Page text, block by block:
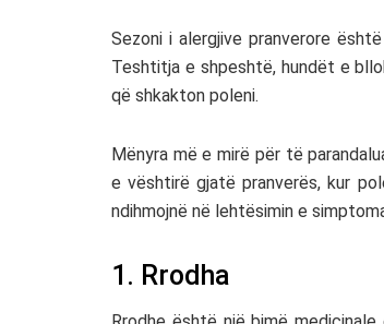
Sezoni i alergjive pranverore
Teshtitja e shpeshtë, hundët e
që shkakton poleni.
Mënyra më e mirë për të
e vështirë gjatë pranverës, kur
ndihmojnë në lehtësimin e
1. Rrodha